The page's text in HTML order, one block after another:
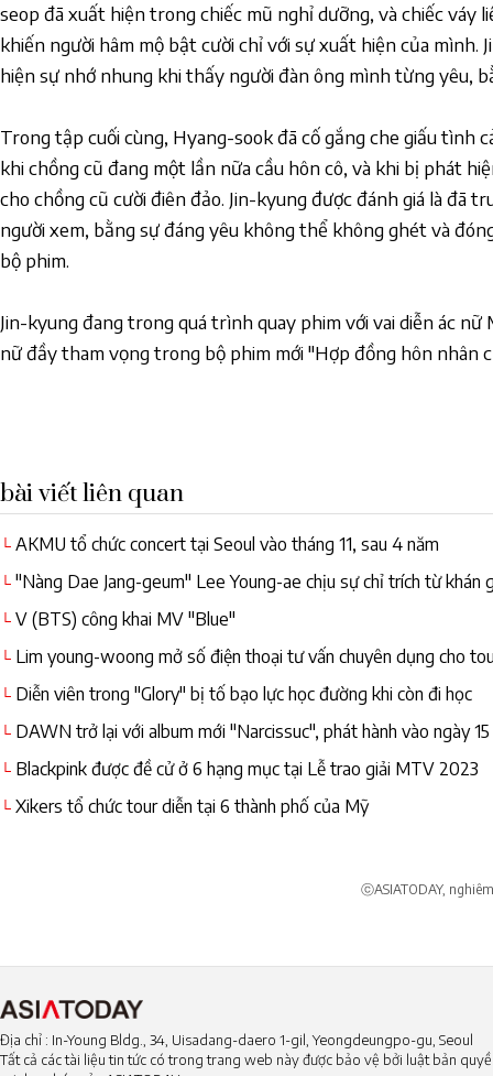
seop đã xuất hiện trong chiếc mũ nghỉ dưỡng, và chiếc váy
khiến người hâm mộ bật cười chỉ với sự xuất hiện của mình.
hiện sự nhớ nhung khi thấy người đàn ông mình từng yêu,
Trong tập cuối cùng, Hyang-sook đã cố gắng che giấu tình
khi chồng cũ đang một lần nữa cầu hôn cô, và khi bị phát
cho chồng cũ cười điên đảo. Jin-kyung được đánh giá là đã
người xem, bằng sự đáng yêu không thể không ghét và
bộ phim.
Jin-kyung đang trong quá trình quay phim với vai diễn ác
nữ đầy tham vọng trong bộ phim mới "Hợp đồng hôn nhân
bài viết liên quan
└ AKMU tổ chức concert tại Seoul vào tháng 11, sau 4 năm
└ "Nàng Dae Jang-geum" Lee Young-ae chịu sự chỉ trích từ khán
mình
└ V (BTS) công khai MV "Blue"
└ Lim young-woong mở số điện thoại tư vấn chuyên dụng cho
└ Diễn viên trong "Glory" bị tố bạo lực học đường khi còn đi học
└ DAWN trở lại với album mới "Narcissuc", phát hành vào ngày 15
└ Blackpink được đề cử ở 6 hạng mục tại Lễ trao giải MTV 2023
└ Xikers tổ chức tour diễn tại 6 thành phố của Mỹ
ⓒASIATODAY,
Địa chỉ : In-Young Bldg., 34, Uisadang-daero 1-gil, Yeongdeungpo-gu, Seoul
Tất cả các tài liệu tin tức có trong trang web này được bảo vệ bởi luật bản